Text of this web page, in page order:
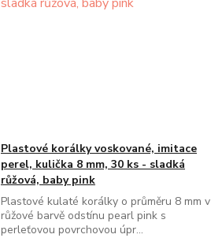
Plastové korálky voskované, imitace
perel, kulička 8 mm, 30 ks - sladká
růžová, baby pink
Plastové kulaté korálky o průměru 8 mm v
růžové barvě odstínu pearl pink s
perleťovou povrchovou úpr...